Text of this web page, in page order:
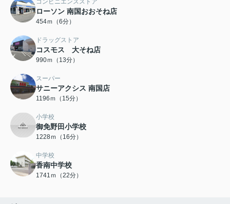
コンビニエンスストア
ローソン 南国おおそね店
454ｍ（6分）
ドラッグストア
コスモス 大そね店
990ｍ（13分）
スーパー
サニーアクシス 南国店
1196ｍ（15分）
小学校
御免野田小学校
1228ｍ（16分）
中学校
香南中学校
1741ｍ（22分）